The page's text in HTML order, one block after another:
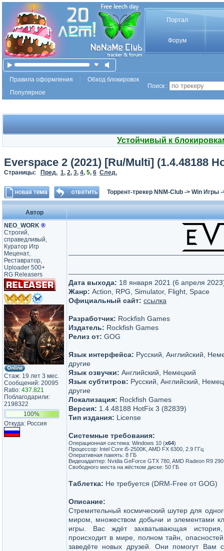
Портал
Форум
Правила оформления
Обход блокировок
Популярное
Поиск :
Устойчивый к
Everspace 2 (2021) [Ru/Multi] (1.4.48188
Страницы: Пред. 1, 2, 3, 4, 5, 6 След.
Торрент-трекер NNM-Club -> Win Игры
Автор
NEO_WORK ®
Строгий,
справедливый,
Куратор Игр
Меценат,
Реставратор,
Uploader 500+
RG Releasers
Стаж: 19 лет 3 мес.
Сообщений: 20095
Ratio: 437.821
Поблагодарили:
2198322
100%
Откуда: Россия
Дата выхода: 18 января 2021 (6 апреля
Жанр: Action, RPG, Simulator, Flight, Space
Официальный сайт: ссылка
Разработчик: Rockfish Games
Издатель: Rockfish Games
Релиз от: GOG
Язык интерфейса: Русский, Английский,
другие
Язык озвучки: Английский, Немецкий
Язык субтитров: Русский, Английский,
другие
Локализация: Rockfish Games
Версия: 1.4.48188 HotFix 3 (82839)
Тип издания: License
Системные требования:
Операционная система: Windows 10 (x64)
Процессор: Intel Core i5-2500K, AMD FX 6300, 2.9 ГГц
Оперативная память: 8 ГБ
Видеоадаптер: Nvidia GeForce GTX 780, AMD Radeon R9 290
Свободного места на жёстком диске: 50 ГБ
Таблетка: Не требуется (DRM-Free от GOG)
Описание:
Стремительный космический шутер для
миром, множеством добычи и элементами
игры. Вас ждёт захватывающая история,
происходит в мире, полном тайн,
заведёте новых друзей. Они помогут Вам